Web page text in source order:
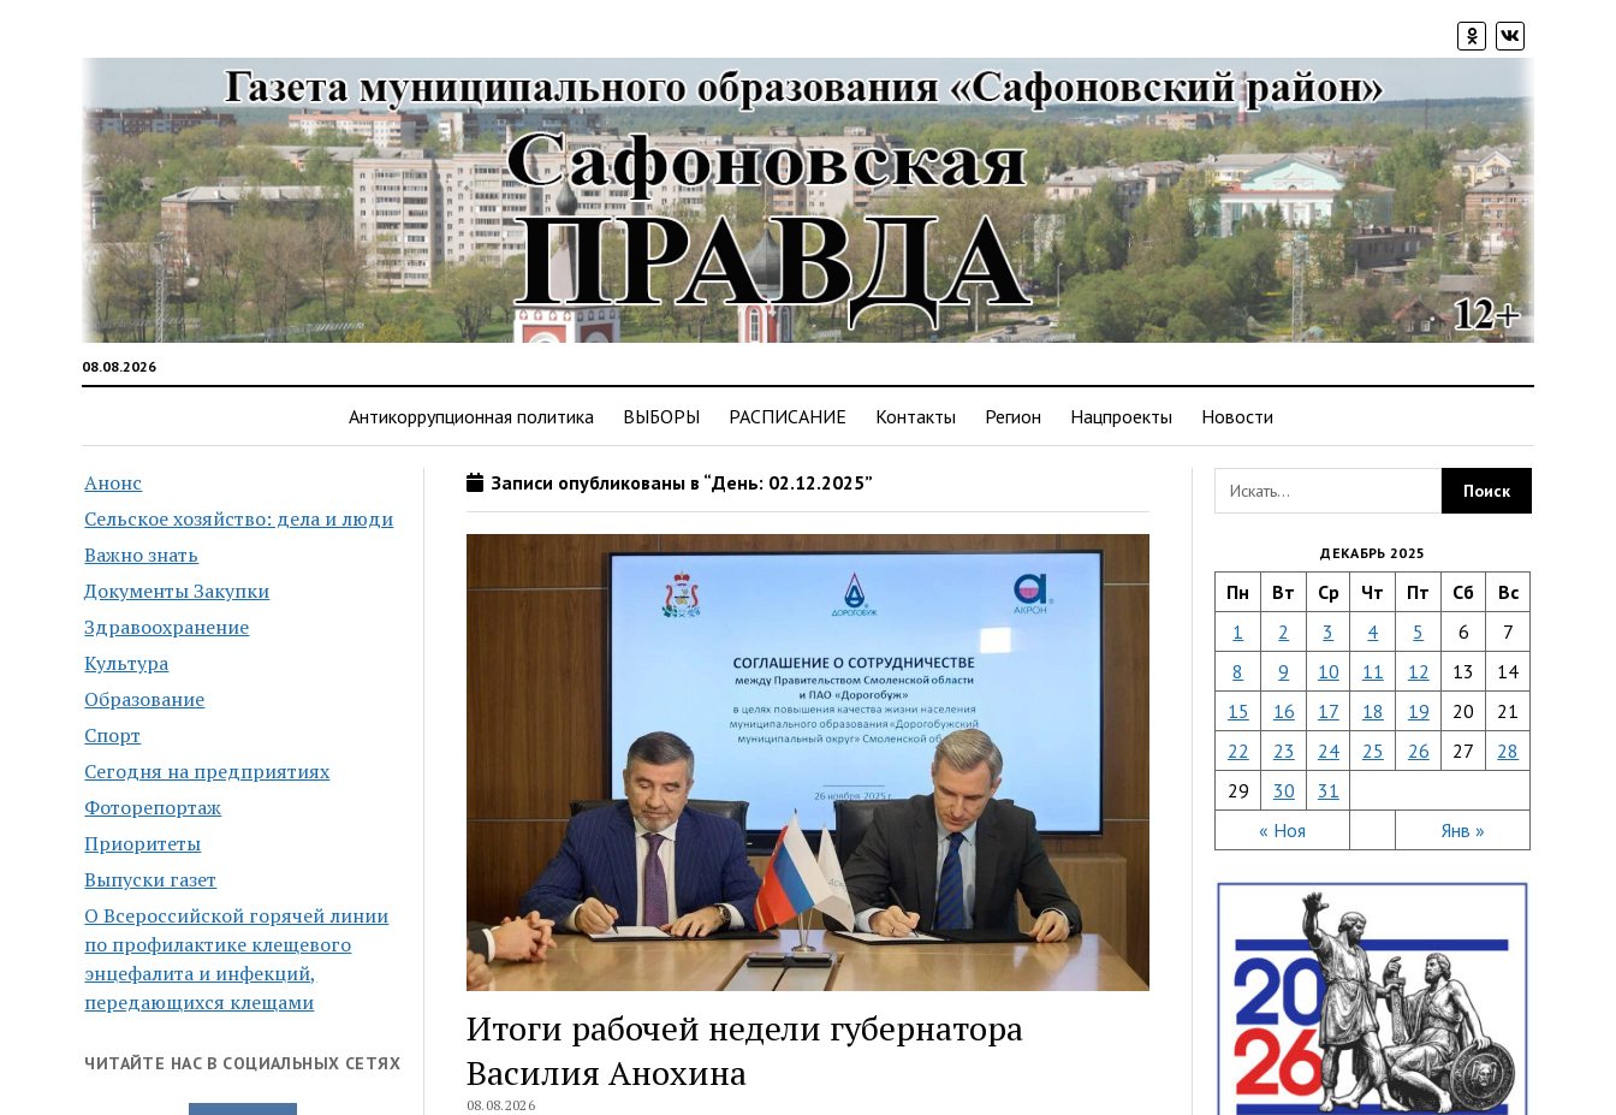
08.08.2026
Антикоррупционная политика ВЫБОРЫ РАСПИСАНИЕ Контакты Регион Нацпроекты Новости
Анонс
Сельское хозяйство: дела и люди
Важно знать
Документы Закупки
Здравоохранение
Культура
Образование
Спорт
Сегодня на предприятиях
Фоторепортаж
Приоритеты
Выпуски газет
О Всероссийской горячей линии
по профилактике клещевого
энцефалита и инфекций,
передающихся клещами
ЧИТАЙТЕ НАС В СОЦИАЛЬНЫХ СЕТЯХ
Записи опубликованы в “День: 02.12.2025”
Итоги рабочей недели губернатора
Василия Анохина
08.08.2026
ДЕКАБРЬ 2025
Пн Вт Ср Чт Пт Сб Вс
« Ноя Янв »
1 2 3 4 5 6
7
8
9 10 11 12 13
14
15
16 17 18 19 20
21
22
23 24 25 26 27
28
29
30 31